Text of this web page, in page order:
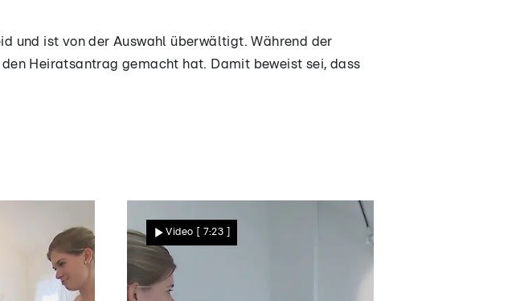
und ist von der Auswahl überwältigt. Während der
Heiratsantrag gemacht hat. Damit beweist sei, dass
Video [ 7:23 ]